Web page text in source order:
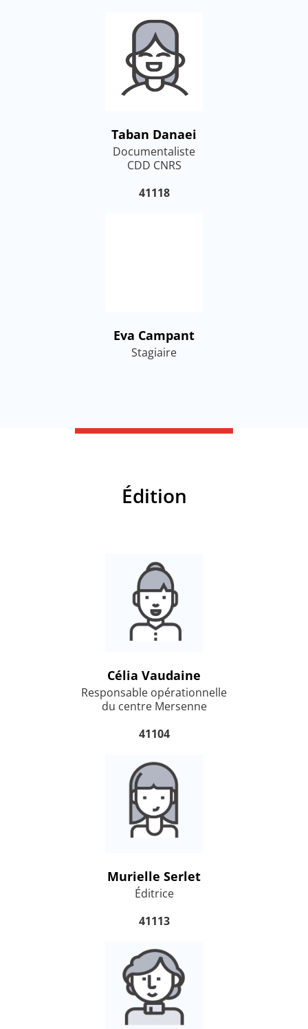
Taban Danaei
Documentaliste
CDD CNRS
41118
Eva Campant
Stagiaire
Édition
Célia Vaudaine
Responsable opérationnelle
du centre Mersenne
41104
Murielle Serlet
Éditrice
41113